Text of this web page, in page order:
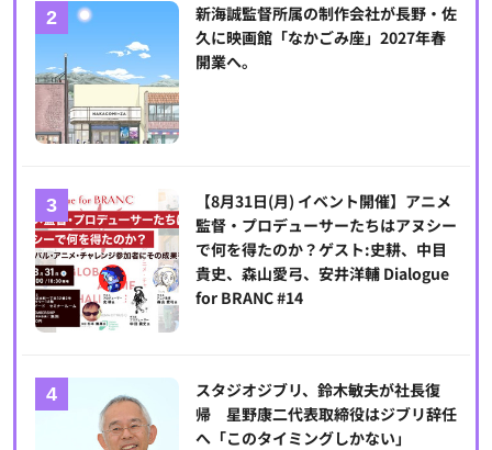
新海誠監督所属の制作会社が長野・佐
久に映画館「なかごみ座」2027年春
開業へ。
【8月31日(月) イベント開催】アニメ
監督・プロデューサーたちはアヌシー
で何を得たのか？ゲスト:史耕、中目
貴史、森山愛弓、安井洋輔 Dialogue
for BRANC #14
スタジオジブリ、鈴木敏夫が社長復
帰 星野康二代表取締役はジブリ辞任
へ「このタイミングしかない」